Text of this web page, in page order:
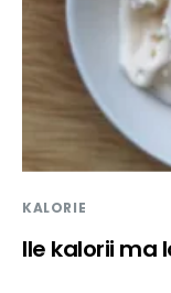
KALORIE
Ile kalorii ma